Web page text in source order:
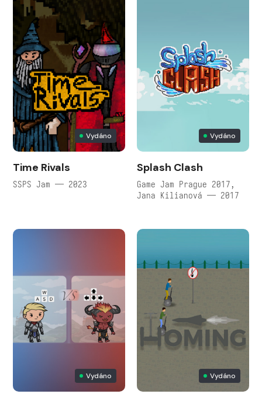
Vydáno
Time Rivals
SSPS Jam — 2023
Vydáno
Splash Clash
Game Jam Prague 2017,
Jana Kilianová — 2017
Vydáno Vydáno